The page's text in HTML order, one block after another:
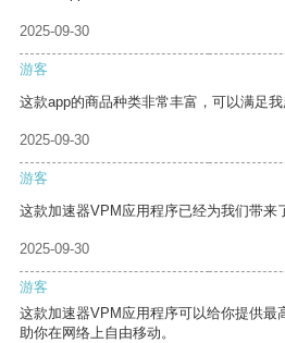
2025-09-30
游客
这款app的商品种类非常丰富，可以满足我
2025-09-30
游客
这款加速器VPM应用程序已经为我们带来
2025-09-30
游客
这款加速器VPM应用程序可以给你提供最
助你在网络上自由移动。